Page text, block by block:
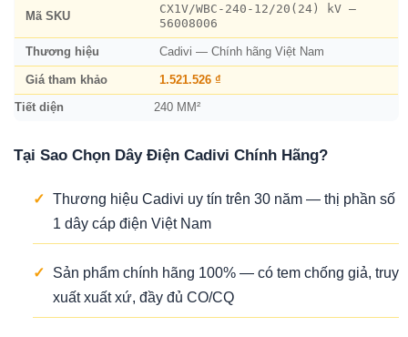
Mã SKU
CX1V/WBC-240-12/20(24) kV –
56008006
Thương hiệu Cadivi — Chính hãng Việt Nam
Giá tham khảo 1.521.526 ₫
Tiết diện 240 MM²
Tại Sao Chọn Dây Điện Cadivi Chính Hãng?
✓ Thương hiệu Cadivi uy tín trên 30 năm — thị phần số
1 dây cáp điện Việt Nam
✓
Sản phẩm chính hãng 100% — có tem chống giả, truy
xuất xuất xứ, đầy đủ CO/CQ